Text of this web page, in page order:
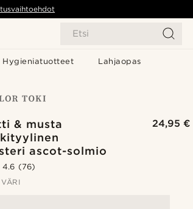
Etsi
Hygieniatuotteet Lahjaopas
& musta
ascot-solmio
24,95 €
4.6 (76)